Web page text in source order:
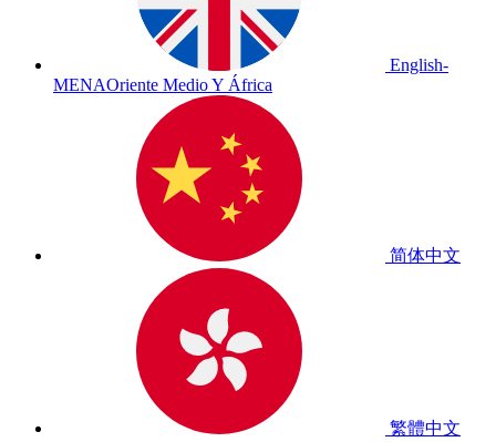
English-
MENAOriente Medio Y África
简体中文
繁體中文